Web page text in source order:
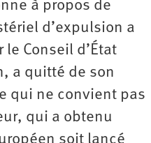
à propos de
d’expulsion a
Conseil d’État
a quitté de son
qui ne convient pas
qui a obtenu